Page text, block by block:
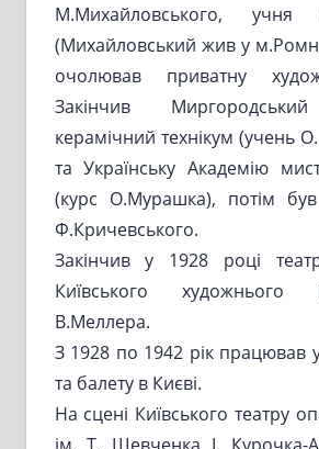
М.Михайловського, учня
(Михайловський жив у м.Ромни
очолював приватну
Закінчив
керамічний технікум (учень
та Українську Академію
(курс О.Мурашка), потім
Ф.Кричевського.
Закінчив у 1928 році
Київського художнього
В.Меллера.
З 1928 по 1942 рік працював
та балету в Києві.
На сцені Київського театру